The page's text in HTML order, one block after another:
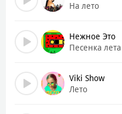
На лето
Нежное Это
Песенка лета
Viki Show
Лето